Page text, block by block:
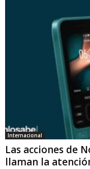
Internacional
Las acciones de
llaman la